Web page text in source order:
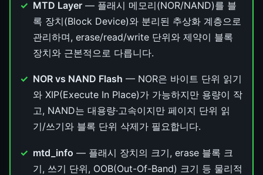
MTD Layer — 플래시 메모리(NOR/NAND)를 블
록 장치(Block Device)와 분리된 추상화 계층으로
관리하며, erase/read/write 단위와 제약이 블록
장치와 근본적으로 다릅니다.
NOR vs NAND Flash — NOR은 바이트 단위 읽기
와 XIP(Execute In Place)가 가능하지만 용량이 작
고, NAND는 대용량·고속이지만 페이지 단위 읽
기/쓰기와 블록 단위 삭제가 필요합니다.
mtd_info — 플래시 장치의 크기, erase 블록 크
기, 쓰기 단위, OOB(Out-Of-Band) 크기 등 물리적